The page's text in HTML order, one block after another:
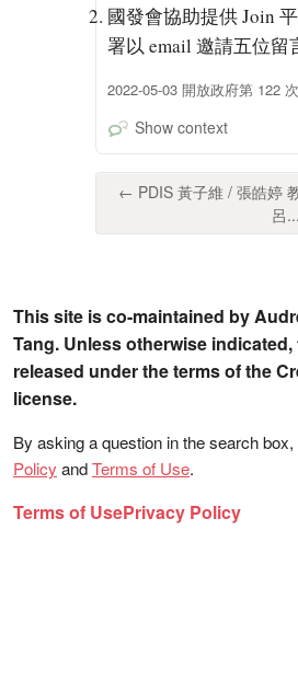
國發會協助提供 Join
署以 email 邀請五位留
2022-05-03 開放政府第 122
Show context
← PDIS 黃子維 / 張皓婷
呂...
This site is co-maintained by
Tang. Unless otherwise
released under the terms of the
license.
By asking a question in the search
Policy andTerms of Use.
Terms of UsePrivacy Policy